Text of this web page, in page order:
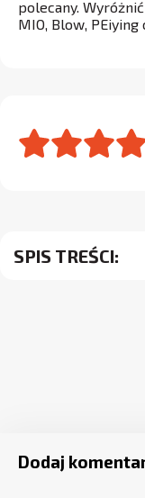
SPIS TREŚCI:
polecany.
MIO, Blow,
Dodaj